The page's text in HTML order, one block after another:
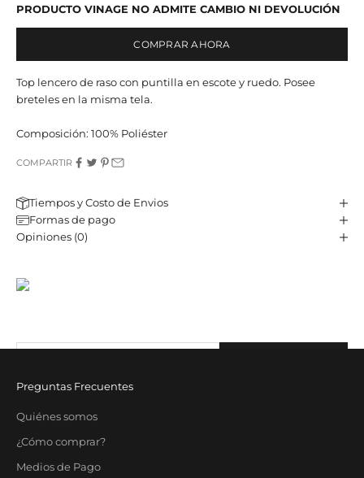
PRODUCTO VINAGE NO ADMITE CAMBIO NI DEVOLUCIÓN
COMPRAR AHORA
Top lencero de raso con puntilla en escote y ruedo. Posee
breteles en la misma tela.
Composición: 100% Poliéster
COMPARTIR
Tiempos y Costo de Envios
Formas de pago
Opiniones (0)
Sé parte de nuestro email-club y recibí contenido y beneficios
Correo electrónico
Preguntas Frecuentes
Quiénes somos
¿Cómo comprar?
Medios de Pago